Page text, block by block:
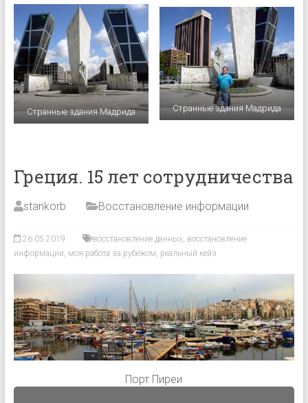
Странные здания Мадрида Странные здания Мадрида
Греция. 15 лет сотрудничества
stankorb Восстановление информации
26.05.2019 восстановление данных, восстановление
информации, моя работа за рубежом, реальный кейз
Порт Пиреи